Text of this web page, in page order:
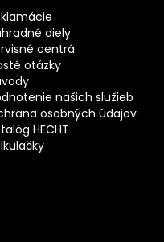
diely
centrá
otázky
našich služieb
osobných údajov
HECHT